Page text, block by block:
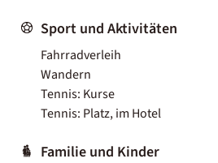
Sport und Aktivitäten
Fahrradverleih
Wandern
Tennis: Kurse
Tennis: Platz, im Hotel
Familie und Kinder